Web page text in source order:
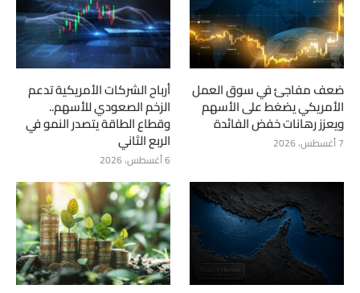
ضعف مفاجئ في سوق العمل
الأمريكي يضغط على الأسهم
ويعزز رهانات خفض الفائدة
7 أغسطس، 2026
أرباح الشركات الأمريكية تدعم
الزخم الصعودي للأسهم..
وقطاع الطاقة يتصدر النمو في
الربع الثاني
6 أغسطس، 2026